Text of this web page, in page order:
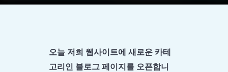
오늘 저희 웹사이트에 새로운 카테
고리인 블로그 페이지를 오픈합니